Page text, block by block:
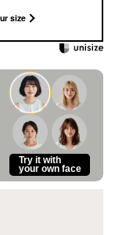
size
Try it with
your own face